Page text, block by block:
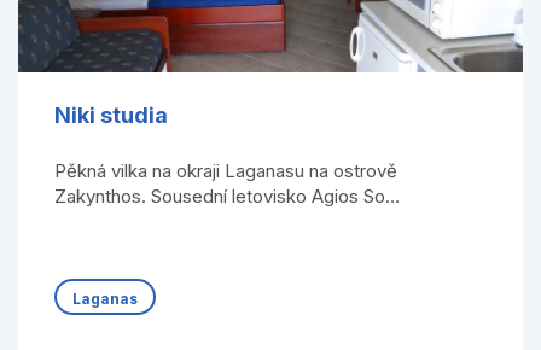
Niki studia
Pěkná vilka na okraji Laganasu na ostrově
Zakynthos. Sousední letovisko Agios So...
Laganas